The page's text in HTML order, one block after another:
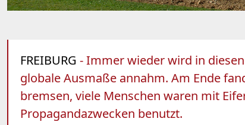
FREIBURG - Immer wieder wird in
globale Ausmaße annahm. Am Ende
bremsen, viele Menschen waren mit
Propagandazwecken benutzt.